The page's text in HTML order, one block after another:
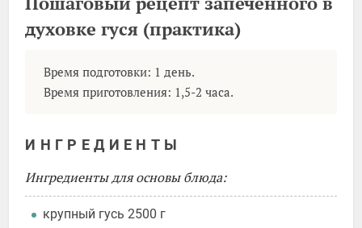
духовке гуся (практика)
Время подготовки: 1 день.
Время приготовления: 1,5-2 часа.
ИНГРЕДИЕНТЫ
Ингредиенты для основы блюда:
крупный гусь 2500 г